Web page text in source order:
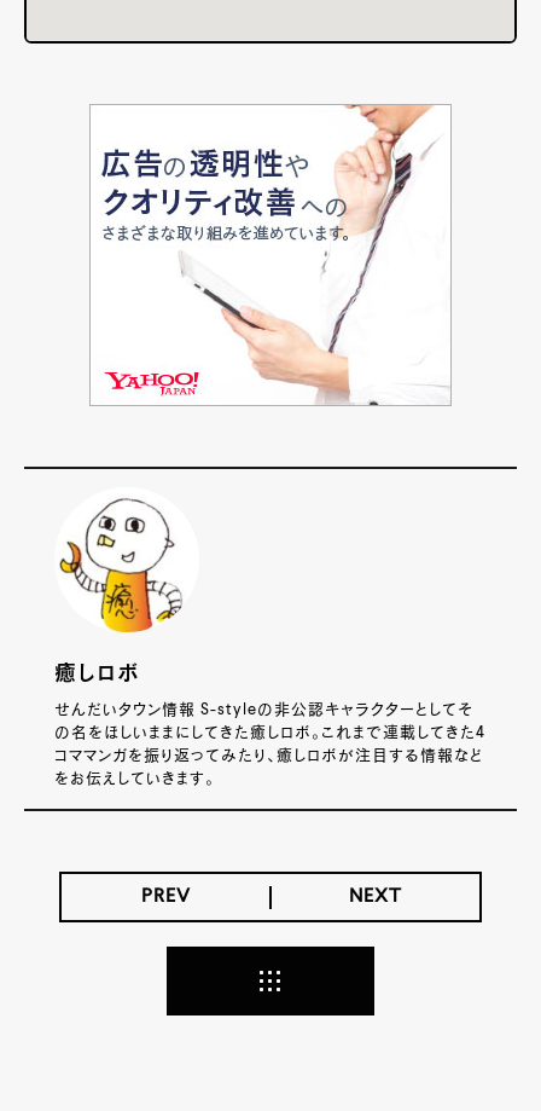
癒しロボ
せんだいタウン情報 S-styleの非公認キャラクターとしてそ
の名をほしいままにしてきた癒しロボ。これまで連載してきた4
コママンガを振り返ってみたり、癒しロボが注目する情報など
をお伝えしていきます。
PREV NEXT